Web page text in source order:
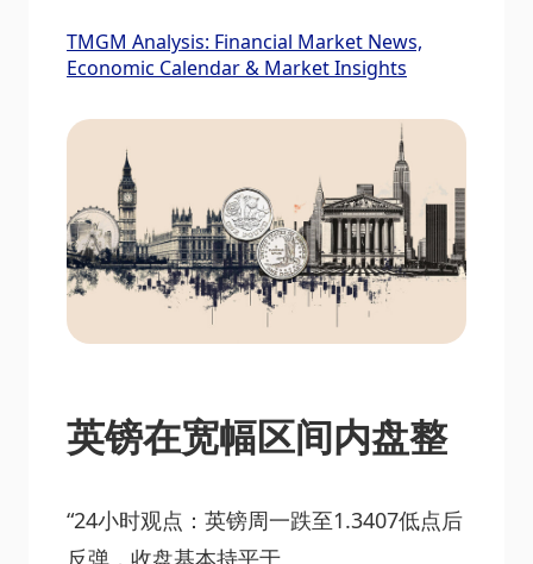
TMGM Analysis: Financial Market News,
Economic Calendar & Market Insights
英镑在宽幅区间内盘整
“24小时观点：英镑周一跌至1.3407低点后
反弹，收盘基本持平于